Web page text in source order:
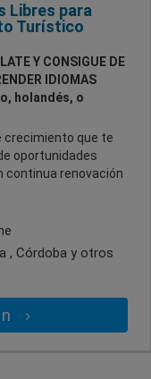
Libres para
Turístico
Y CONSIGUE DE
IDIOMAS
holandés, o
crecimiento que te
oportunidades
continua renovación
, Córdoba y otros